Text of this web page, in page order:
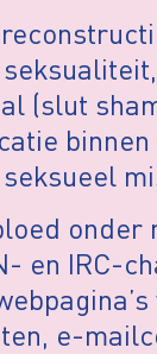
(slut
en IRC-
e-